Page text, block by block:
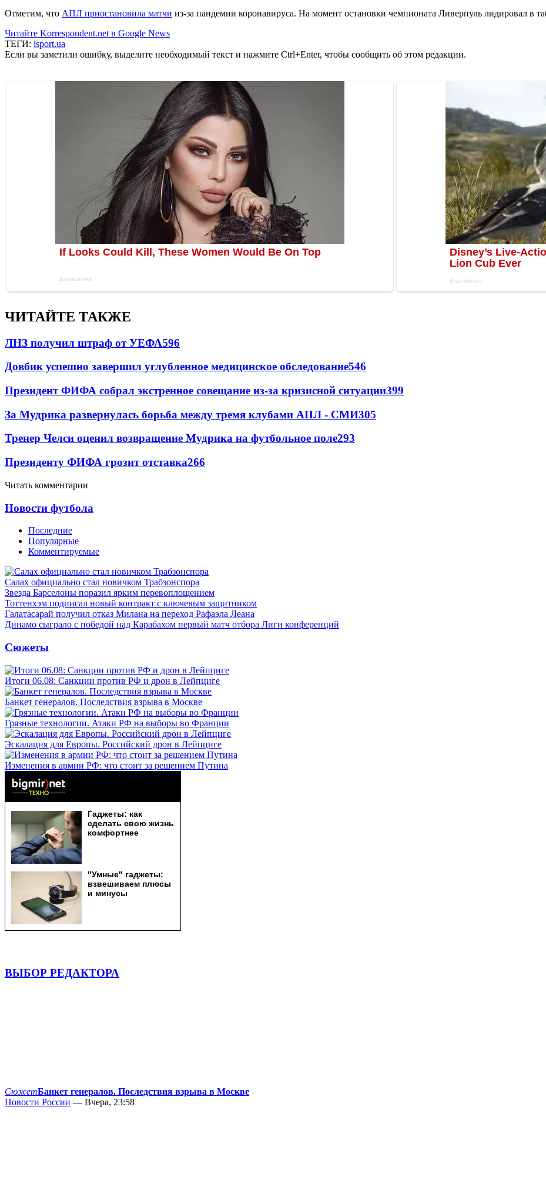
Отметим, что АПЛ приостановила матчи из-за пандемии коронавируса. На момент остановки чемпионата Ливерпуль лидировал в
Читайте Korrespondent.net в Google News
ТЕГИ: isport.ua
Если вы заметили ошибку, выделите необходимый текст и нажмите Ctrl+Enter, чтобы сообщить об этом редакции.
ЧИТАЙТЕ ТАКЖЕ
ЛНЗ получил штраф от УЕФА596
Довбик успешно завершил углубленное медицинское обследование546
Президент ФИФА собрал экстренное совещание из-за кризисной ситуации399
За Мудрика развернулась борьба между тремя клубами АПЛ - СМИ305
Тренер Челси оценил возвращение Мудрика на футбольное поле293
Президенту ФИФА грозит отставка266
Читать комментарии
Новости футбола
Последние
Популярные
Комментируемые
Салах официально стал новичком Трабзонспора
Звезда Барселоны поразил ярким перевоплощением
Тоттенхэм подписал новый контракт с ключевым защитником
Галатасарай получил отказ Милана на переход Рафаэла Леана
Динамо сыграло с победой над Карабахом первый матч отбора Лиги конференций
Сюжеты
Итоги 06.08: Санкции против РФ и дрон в Лейпциге
Банкет генералов. Последствия взрыва в Москве
Грязные технологии. Атаки РФ на выборы во Франции
Эскалация для Европы. Российский дрон в Лейпциге
Изменения в армии РФ: что стоит за решением Путина
ВЫБОР РЕДАКТОРА
СюжетБанкет генералов. Последствия взрыва в Москве
Новости России — Вчера, 23:58